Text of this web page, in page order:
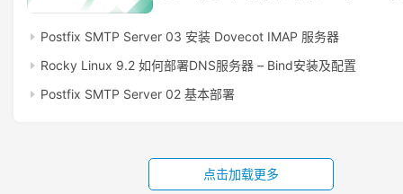
富的技术专家，我们的内容都将帮助您逐
Rocky Linux的核心技能。
Postfix SMTP Server 03 安装 Dovecot IMAP 服务器
Rocky Linux 9.2 如何部署DNS服务器 – Bind安装及配置
Postfix SMTP Server 02 基本部署
点击加载更多